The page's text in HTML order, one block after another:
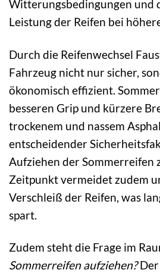
Witterungsbedingungen und
Leistung der Reifen bei
Durch die Reifenwechsel
Fahrzeug nicht nur sicher,
ökonomisch effizient.
besseren Grip und kürzere
trockenem und nassem
entscheidender
Aufziehen der Sommerreifen
Zeitpunkt vermeidet zudem
Verschleiß der Reifen, was
spart.
Zudem steht die Frage im
Sommerreifen aufziehen?Der